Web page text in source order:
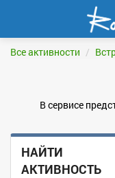
Все активности
В сервисе
НАЙТИ
АКТИВНОСТЬ